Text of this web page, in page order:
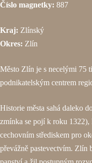
Číslo magnetky: 887
Kraj: Zlínský
Okres: Zlín
Město Zlín je s necelými 75
podnikatelským centrem
Historie města sahá daleko
zmínka se pojí k roku
cechovním střediskem pro
převážně pastevectvím. Zlín